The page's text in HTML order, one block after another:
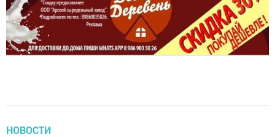
НОВОСТИ